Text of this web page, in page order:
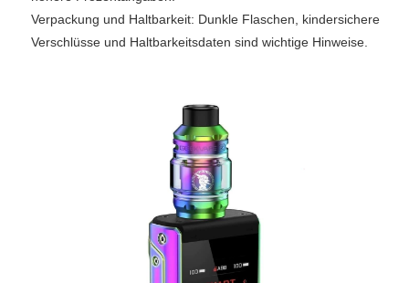
Verpackung und Haltbarkeit: Dunkle Flaschen, kindersichere
Verschlüsse und Haltbarkeitsdaten sind wichtige Hinweise.